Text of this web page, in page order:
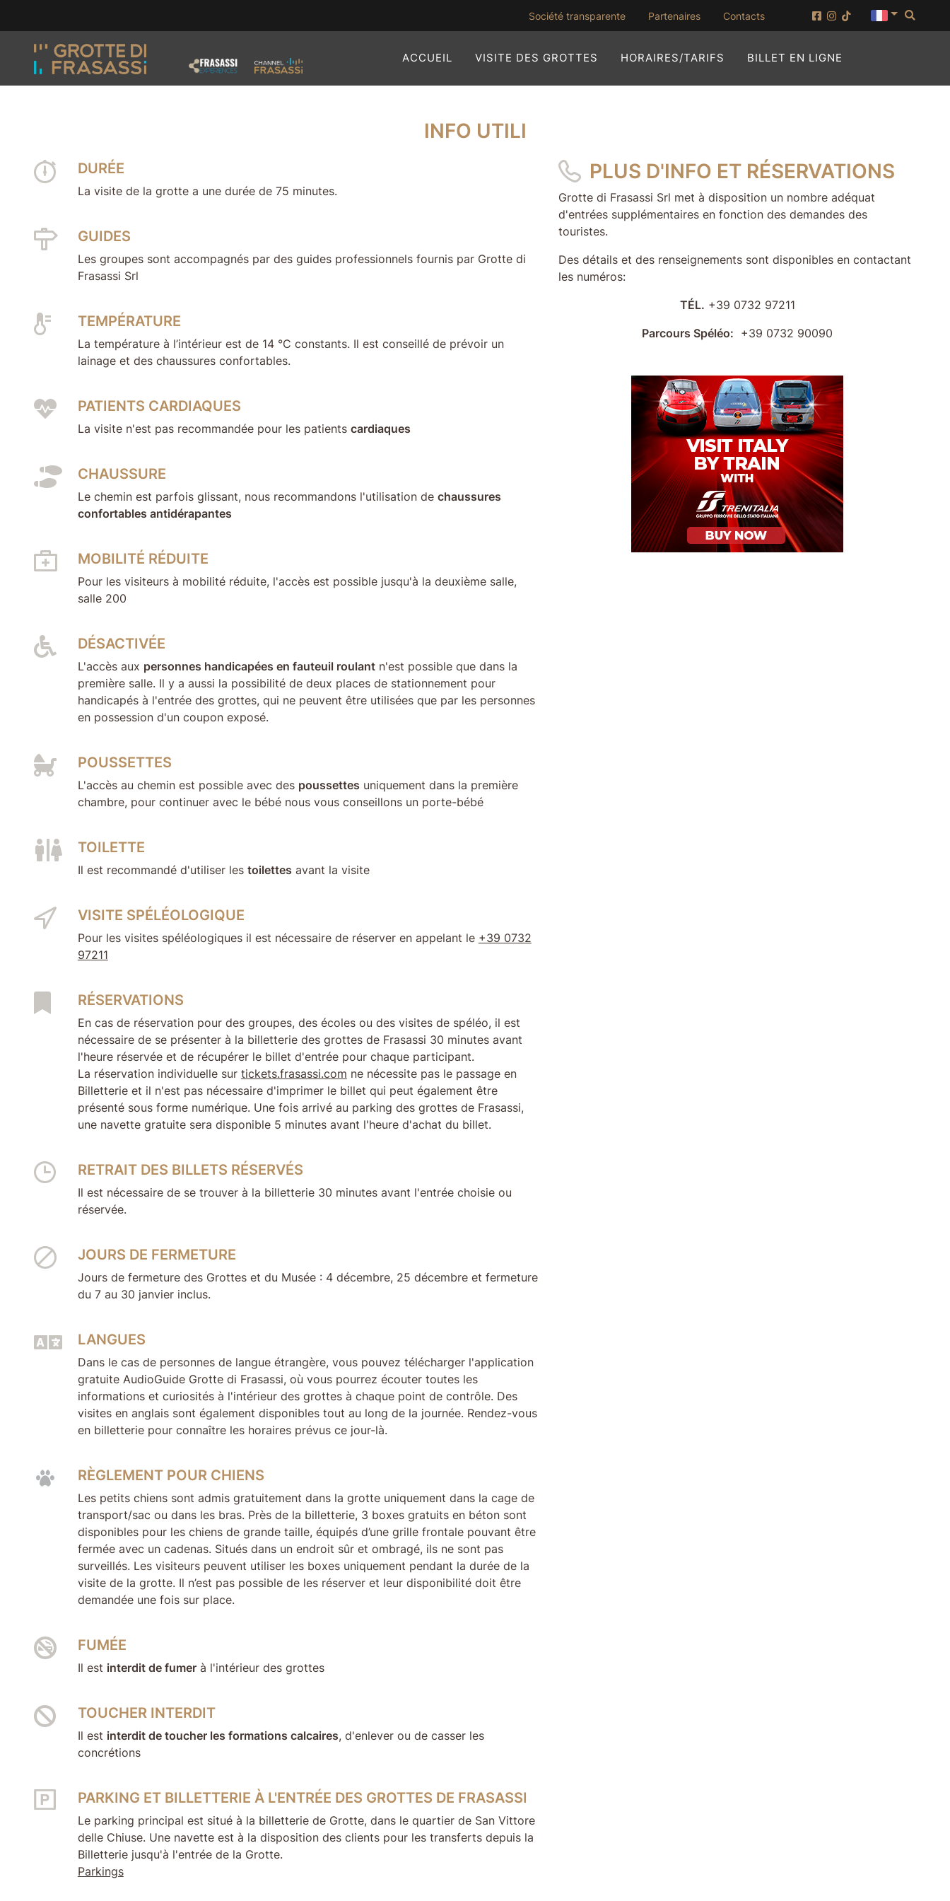
Société transparente(ouvrir dans une nouvelle fenêtre)
Partenaires Contacts
ACCUEIL VISITE DES GROTTES HORAIRES/TARIFS BILLET EN LIGNE
INFO UTILI
DURÉE
La visite de la grotte a une durée de 75 minutes.
GUIDES
Les groupes sont accompagnés par des guides professionnels fournis par Grotte di
Frasassi Srl
TEMPÉRATURE
La température à l’intérieur est de 14 °C constants. Il est conseillé de prévoir un
lainage et des chaussures confortables.
PATIENTS CARDIAQUES
La visite n'est pas recommandée pour les patients cardiaques
CHAUSSURE
Le chemin est parfois glissant, nous recommandons l'utilisation de chaussures
confortables antidérapantes
MOBILITÉ RÉDUITE
Pour les visiteurs à mobilité réduite, l'accès est possible jusqu'à la deuxième salle,
salle 200
DÉSACTIVÉE
L'accès aux personnes handicapées en fauteuil roulantn'est possible que dans la
première salle. Il y a aussi la possibilité de deux places de stationnement pour
handicapés à l'entrée des grottes, qui ne peuvent être utilisées que par les personnes
en possession d'un coupon exposé.
POUSSETTES
L'accès au chemin est possible avec des poussettes uniquement dans la première
chambre, pour continuer avec le bébé nous vous conseillons un porte-bébé
TOILETTE
Il est recommandé d'utiliser les toilettes avant la visite
VISITE SPÉLÉOLOGIQUE
Pour les visites spéléologiques il est nécessaire de réserver en appelant le +39 0732
97211
RÉSERVATIONS
En cas de réservation pour des groupes, des écoles ou des visites de spéléo, il est
nécessaire de se présenter à la billetterie des grottes de Frasassi 30 minutes avant
l'heure réservée et de récupérer le billet d'entrée pour chaque participant.
La réservation individuelle sur tickets.frasassi.com ne nécessite pas le passage en
Billetterie et il n'est pas nécessaire d'imprimer le billet qui peut également être
présenté sous forme numérique. Une fois arrivé au parking des grottes de Frasassi,
une navette gratuite sera disponible 5 minutes avant l'heure d'achat du billet.
RETRAIT DES BILLETS RÉSERVÉS
Il est nécessaire de se trouver à la billetterie 30 minutes avant l'entrée choisie ou
réservée.
JOURS DE FERMETURE
Jours de fermeture des Grottes et du Musée : 4 décembre, 25 décembre et fermeture
du 7 au 30 janvier inclus.
LANGUES
Dans le cas de personnes de langue étrangère, vous pouvez télécharger l'application
gratuite AudioGuide Grotte di Frasassi, où vous pourrez écouter toutes les
informations et curiosités à l'intérieur des grottes à chaque point de contrôle. Des
visites en anglais sont également disponibles tout au long de la journée. Rendez-vous
en billetterie pour connaître les horaires prévus ce jour-là.
RÈGLEMENT POUR CHIENS
Les petits chiens sont admis gratuitement dans la grotte uniquement dans la cage de
transport/sac ou dans les bras. Près de la billetterie, 3 boxes gratuits en béton sont
disponibles pour les chiens de grande taille, équipés d’une grille frontale pouvant être
fermée avec un cadenas. Situés dans un endroit sûr et ombragé, ils ne sont pas
surveillés. Les visiteurs peuvent utiliser les boxes uniquement pendant la durée de la
visite de la grotte. Il n’est pas possible de les réserver et leur disponibilité doit être
demandée une fois sur place.
FUMÉE
Il est interdit de fumerà l'intérieur des grottes
TOUCHER INTERDIT
Il est interdit de toucher les formations calcaires, d'enlever ou de casser les
concrétions
PARKING ET BILLETTERIE À L'ENTRÉE DES GROTTES DE FRASASSI
Le parking principal est situé à la billetterie de Grotte, dans le quartier de San Vittore
delle Chiuse. Une navette est à la disposition des clients pour les transferts depuis la
Billetterie jusqu'à l'entrée de la Grotte.
Parkings
PLUS D'INFO ET RÉSERVATIONS
Grotte di Frasassi Srl met à disposition un nombre adéquat
d'entrées supplémentaires en fonction des demandes des
touristes.
Des détails et des renseignements sont disponibles en contactant
les numéros:
TÉL. +39 0732 97211
Parcours Spéléo: +39 0732 90090